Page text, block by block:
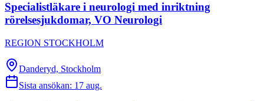
Specialistläkare i neurologi med inriktning
rörelsesjukdomar, VO Neurologi
REGION STOCKHOLM
Danderyd, Stockholm
Sista ansökan: 17 aug.